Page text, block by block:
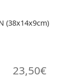
(38x14x9cm)
23,50€